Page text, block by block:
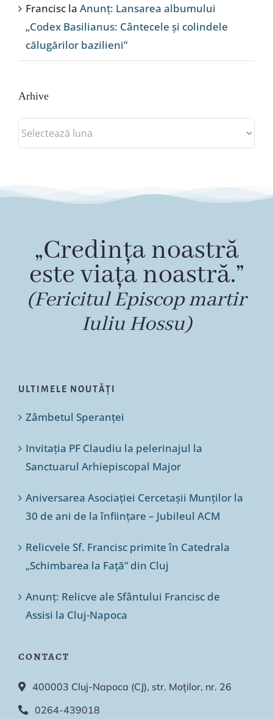
Francisc la Anunț: Lansarea albumului
„Codex Basilianus: Cântecele și colindele
călugărilor bazilieni”
Arhive
Arhive
„Credința noastră
este viața noastră.”
(Fericitul Episcop martir
Iuliu Hossu)
ULTIMELE NOUTĂȚI
Zâmbetul Speranței
Invitația PF Claudiu la pelerinajul la
Sanctuarul Arhiepiscopal Major
Aniversarea Asociației Cercetașii Munților la
30 de ani de la înființare – Jubileul ACM
Relicvele Sf. Francisc primite în Catedrala
„Schimbarea la Față” din Cluj
Anunț: Relicve ale Sfântului Francisc de
Assisi la Cluj-Napoca
CONTACT
400003 Cluj-Napoca (CJ), str. Moților, nr. 26
0264-439018